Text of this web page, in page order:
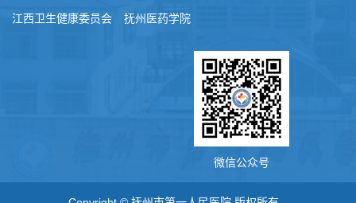
江西卫生健康委员会
抚州医药学院
微信公众号